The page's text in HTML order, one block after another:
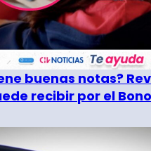
buenas notas?
recibir por el